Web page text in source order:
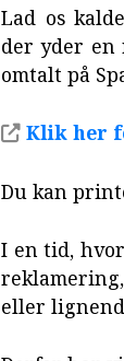
Lad os
der yder en
omtalt på
Klik her
Du kan
I en tid,
eller